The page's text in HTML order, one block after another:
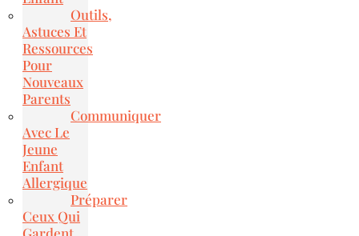
Outils,
Astuces Et
Ressources
Pour
Nouveaux
Parents
Communiquer
Avec Le
Jeune
Enfant
Allergique
Préparer
Ceux Qui